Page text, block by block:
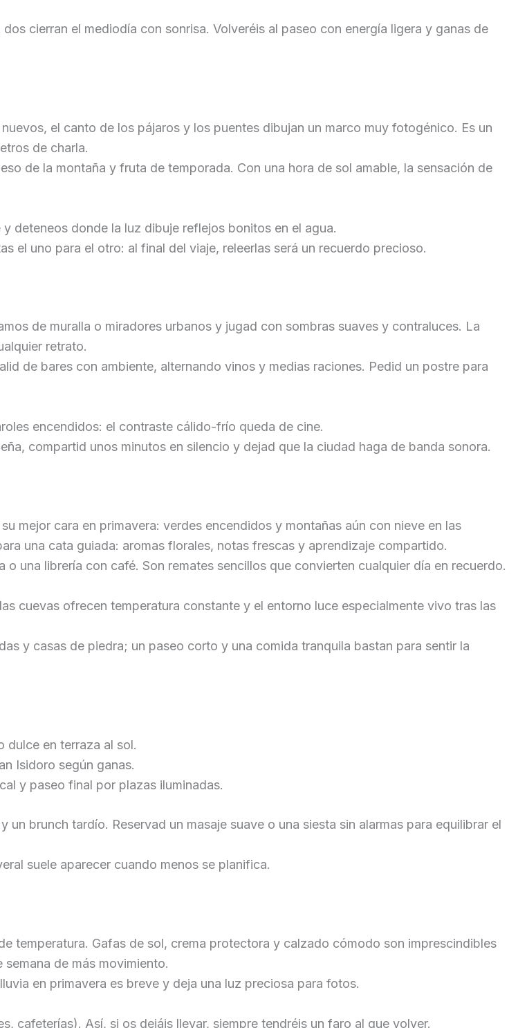
cierran el mediodía con sonrisa. Volveréis al paseo con energía ligera y ganas de
el canto de los pájaros y los puentes dibujan un marco muy fotogénico. Es un
de charla.
de la montaña y fruta de temporada. Con una hora de sol amable, la sensación de
deteneos donde la luz dibuje reflejos bonitos en el agua.
el uno para el otro: al final del viaje, releerlas será un recuerdo precioso.
de muralla o miradores urbanos y jugad con sombras suaves y contraluces. La
retrato.
de bares con ambiente, alternando vinos y medias raciones. Pedid un postre para
encendidos: el contraste cálido-frío queda de cine.
compartid unos minutos en silencio y dejad que la ciudad haga de banda sonora.
mejor cara en primavera: verdes encendidos y montañas aún con nieve en las
una cata guiada: aromas florales, notas frescas y aprendizaje compartido.
una librería con café. Son remates sencillos que convierten cualquier día en recuerdo.
cuevas ofrecen temperatura constante y el entorno luce especialmente vivo tras las
y casas de piedra; un paseo corto y una comida tranquila bastan para sentir la
dulce en terraza al sol.
Isidoro según ganas.
y paseo final por plazas iluminadas.
brunch tardío. Reservad un masaje suave o una siesta sin alarmas para equilibrar el
suele aparecer cuando menos se planifica.
temperatura. Gafas de sol, crema protectora y calzado cómodo son imprescindibles
de más movimiento.
en primavera es breve y deja una luz preciosa para fotos.
cafeterías). Así, si os dejáis llevar, siempre tendréis un faro al que volver.